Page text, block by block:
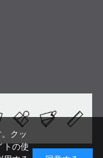
クッ
トの使